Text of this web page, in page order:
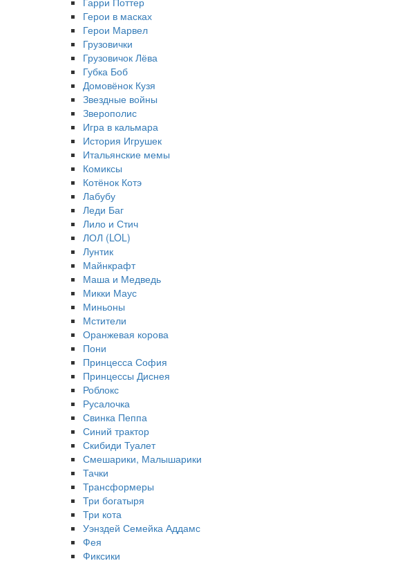
Герои в масках
Герои Марвел
Грузовички
Грузовичок Лёва
Губка Боб
Домовёнок Кузя
Звездные войны
Зверополис
Игра в кальмара
История Игрушек
Итальянские мемы
Комиксы
Котёнок Котэ
Лабубу
Леди Баг
Лило и Стич
ЛОЛ (LOL)
Лунтик
Майнкрафт
Маша и Медведь
Микки Маус
Миньоны
Мстители
Оранжевая корова
Пони
Принцесса София
Принцессы Диснея
Роблокс
Русалочка
Свинка Пеппа
Синий трактор
Скибиди Туалет
Смешарики, Малышарики
Тачки
Трансформеры
Три богатыря
Три кота
Уэнздей Семейка Аддамс
Фея
Фиксики